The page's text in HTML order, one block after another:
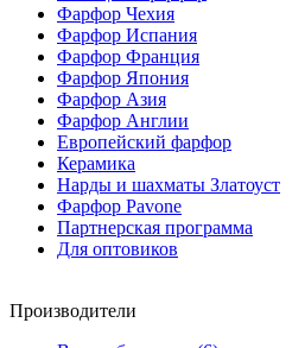
Фарфор Чехия
Фарфор Испания
Фарфор Франция
Фарфор Япония
Фарфор Азия
Фарфор Англии
Европейский фарфор
Керамика
Нарды и шахматы Златоуст
Фарфор Pavone
Партнерская программа
Для оптовиков
Производители